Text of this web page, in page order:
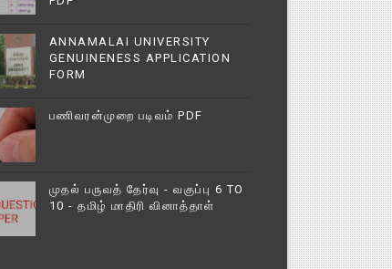
ANNAMALAI UNIVERSITY
GENUINENESS APPLICATION
FORM
பணிவரன்முறை படிவம் PDF
முதல் பருவத் தேர்வு - வகுப்பு 6 TO
10 - தமிழ் மாதிரி வினாத்தாள்